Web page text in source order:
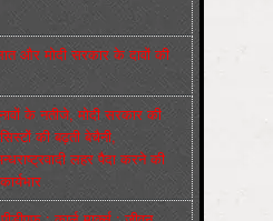
और मोदी सरकार के दावों की
के नतीजे, मोदी सरकार की
की बढ़ती बेचैनी,
लहर पैदा करने की